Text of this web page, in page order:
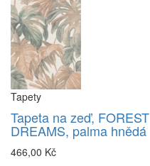
Tapety
Tapeta na zeď, FOREST
DREAMS, palma hnědá
466,00 Kč